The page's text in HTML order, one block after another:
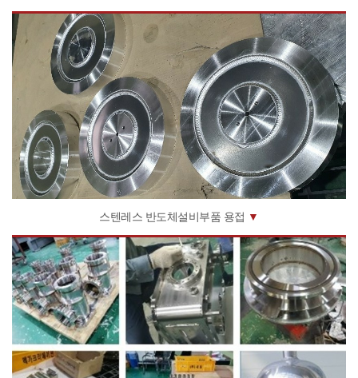
스텐레스 반도체설비부품 용접 ▼